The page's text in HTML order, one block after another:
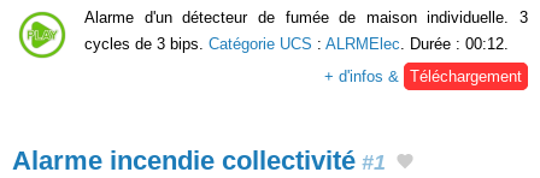
Alarme d'un détecteur de fumée de maison individuelle. 3
cycles de 3 bips. Catégorie UCS : ALRMElec. Durée : 00:12.
+ d'infos & Téléchargement
Alarme incendie collectivité #1